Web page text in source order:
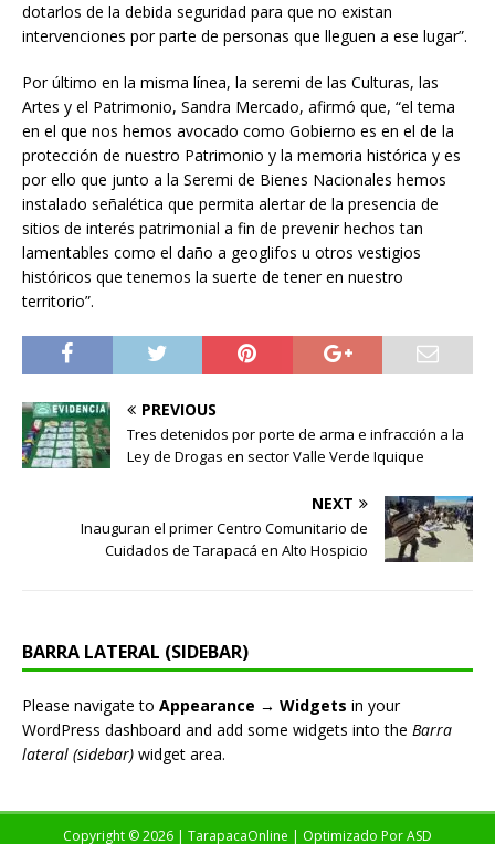
dotarlos de la debida seguridad para que no existan
intervenciones por parte de personas que lleguen a ese lugar”.
Por último en la misma línea, la seremi de las Culturas, las
Artes y el Patrimonio, Sandra Mercado, afirmó que, “el tema
en el que nos hemos avocado como Gobierno es en el de la
protección de nuestro Patrimonio y la memoria histórica y es
por ello que junto a la Seremi de Bienes Nacionales hemos
instalado señalética que permita alertar de la presencia de
sitios de interés patrimonial a fin de prevenir hechos tan
lamentables como el daño a geoglifos u otros vestigios
históricos que tenemos la suerte de tener en nuestro
territorio”.
PREVIOUS
Tres detenidos por porte de arma e infracción a la
Ley de Drogas en sector Valle Verde Iquique
NEXT
Inauguran el primer Centro Comunitario de
Cuidados de Tarapacá en Alto Hospicio
BARRA LATERAL (SIDEBAR)
Please navigate to Appearance → Widgets in your
WordPress dashboard and add some widgets into the Barra
lateral (sidebar) widget area.
Copyright © 2026 | TarapacaOnline | Optimizado PorASD